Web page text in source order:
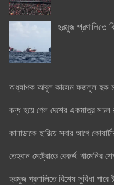
হরমুজ প্রণালিতে
অধ্যাপক আবুল কাসেম ফজলুল হক
বন্ধ হয়ে গেল দেশের একমাত্র সচল
কানাডাকে হারিয়ে সবার আগে
তেহরান মেট্রোতে রেকর্ড: খামেনির
হরমুজ প্রণালিতে বিশেষ সুবিধা